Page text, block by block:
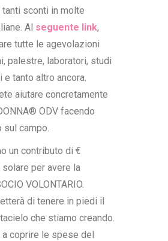
sconti in molte
Al seguente link,
tutte le agevolazioni
palestre, laboratori, studi
tanto altro ancora.
aiutare concretamente
ODV facendo
sul campo.
un contributo di €
per avere la
VOLONTARIO.
di tenere in piedi il
che stiamo creando.
a coprire le spese del